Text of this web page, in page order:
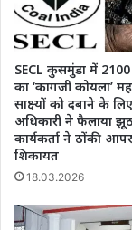
SECL कुसमुंडा में
का ‘कागजी कोयला’
साक्ष्यों को दबाने के
अधिकारी ने फैलाया
कार्यकर्ता ने ठोंकी
शिकायत
18.03.2026